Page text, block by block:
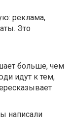
реклама,
Это
больше, чем
идут к тем,
написали